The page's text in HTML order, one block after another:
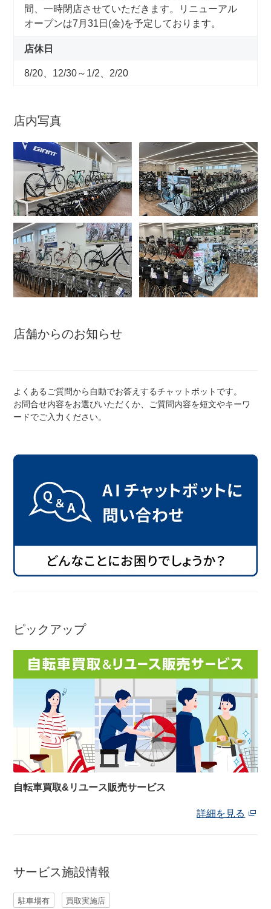
あさひのサービス
ネットで注文、お店で受取り
アウトレット
自転車修理工賃
サイクルメイト
サイクルポーター
ネットで注文、お店で取付け
ネット店と店舗の違いをご紹介
お知らせ
間、一時閉店させていただきます。リニューアル
オープンは7月31日(金)を予定しております。
店休日
8/20、12/30～1/2、2/20
店内写真
店舗からのお知らせ
よくあるご質問から自動でお答えするチャットボットです。
お問合せ内容をお選びいただくか、ご質問内容を短文やキーワ
ードでご入力ください。
ピックアップ
自転車買取&リユース販売サービス
詳細を見る
サービス施設情報
駐車場有 買取実施店